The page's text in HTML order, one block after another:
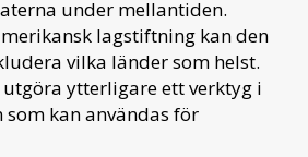
under mellantiden.
lagstiftning kan den
vilka länder som helst.
ytterligare ett verktyg i
kan användas för